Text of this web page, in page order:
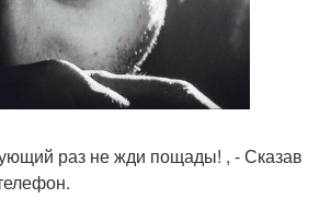
раз не жди пощады! , - Сказав